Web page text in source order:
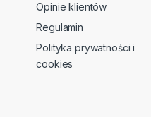
Opinie klientów
Regulamin
Polityka prywatności i
cookies